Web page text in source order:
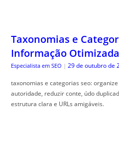
Taxonomias e
Informação
Especialista em SEO | 29 de outubro de
taxonomias e categorias seo:
autoridade, reduzir conte, údo
estrutura clara e URLs amigáveis.